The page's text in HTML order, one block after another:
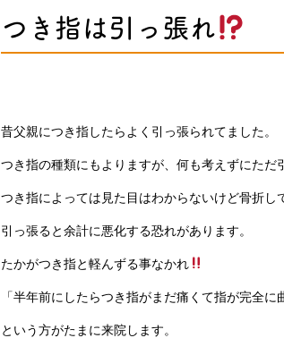
つき指は引っ張れ
昔父親につき指したらよく引っ張られてました。
つき指の種類にもよりますが、何も考えずにただ
つき指によっては見た目はわからないけど骨折し
引っ張ると余計に悪化する恐れがあります。
たかがつき指と軽んずる事なかれ
「半年前にしたらつき指がまだ痛くて指が完全に
という方がたまに来院します。